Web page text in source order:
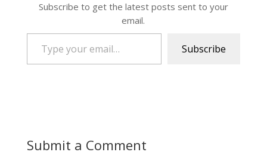
Subscribe to get the latest posts sent to your
email.
Type your email…
Subscribe
Submit a Comment